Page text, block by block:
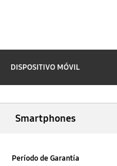
DISPOSITIVO MÓVIL
Smartphones
Período de Garantía